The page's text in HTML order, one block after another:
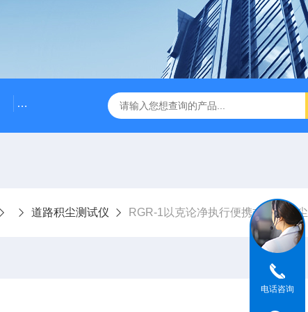
RG-AWS12低浓度采样头称重系统 RGK-300容广便
道路积尘测试仪 RGR-1以克论净执行便携式道路积
电话咨询